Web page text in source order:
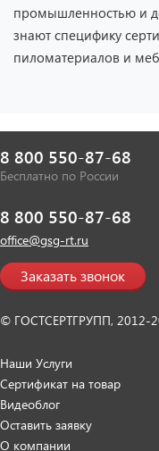
промышленностью и
знают специфику
пиломатериалов и
8 800 550-87-68
Бесплатно по России
8 800 550-87-68
office@gsg-rt.ru
Заказать звонок
© ГОСТСЕРТГРУПП, 2012-
Наши Услуги
Сертификат на товар
Видеоблог
Оставить заявку
О компании